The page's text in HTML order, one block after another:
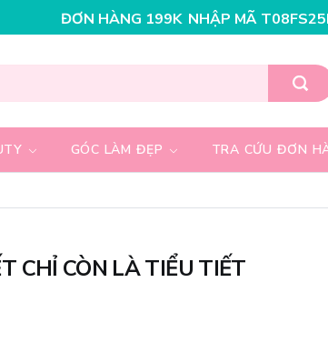
NHẬP MÃ T08FS25K - GIẢM NGAY 25K
GÓC LÀM ĐẸP TRA CỨU ĐƠN
CHỈ CÒN LÀ TIỂU TIẾT